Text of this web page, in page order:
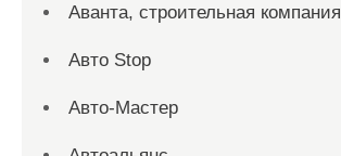
Аванта, строительная компания
Авто Stop
Авто-Мастер